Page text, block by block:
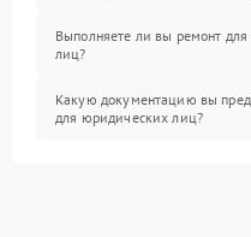
Выполняете ли вы ремонт
лиц?
Какую документацию вы
для юридических лиц?